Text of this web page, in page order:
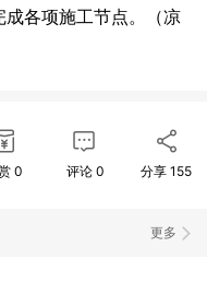
各项施工节点。（凉
0 评论 0 分享155
更多